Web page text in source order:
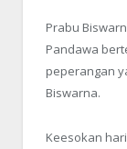
Prabu
Pandawa
peperangan
Biswarna.
Keesokan